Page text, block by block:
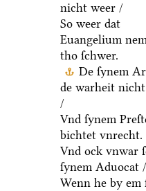
nicht weer /
So weer dat
Euangelium
tho ſchwer.
De ſynem
de warheit nicht
/
Vnd ſynem
bichtet vnrecht.
Vnd ock vnwar
ſynem Aduocat /
Wenn he by em